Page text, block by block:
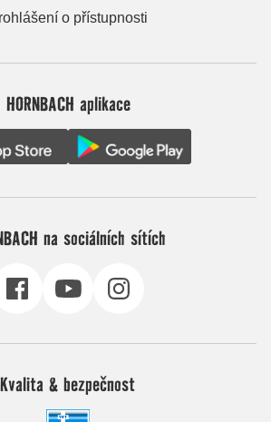
o přístupnosti
HORNBACH aplikace
na sociálních sítích
Kvalita & bezpečnost